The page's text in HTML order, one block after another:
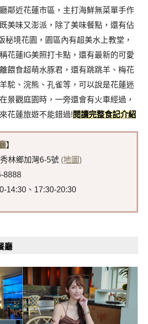
鄰近花蓮市區，主打海鮮無菜單手作
美味又澎派，除了美味餐點，還有佔
秘境花園，園區內有超美水上教堂，
花蓮IG美照打卡點，還有最新的可愛
餵食超萌水豚君，還有跳跳羊、梅花
駝、浣熊、孔雀等，可以說是花蓮迷
景觀庭園時，一旁還會有火車經過，
花蓮旅遊不能錯過! 閱讀完整食記介紹
】
林鄉加灣6-5號 (地圖)
8888
14:30、17:30-20:30
廳